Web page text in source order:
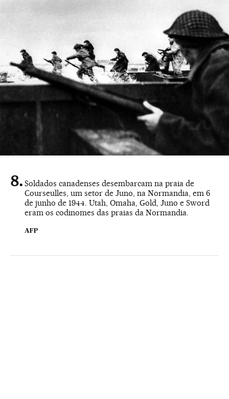
Soldados canadenses desembarcam na praia de
Courseulles, um setor de Juno, na Normandia, em 6
de junho de 1944. Utah, Omaha, Gold, Juno e Sword
eram os codinomes das praias da Normandia.
AFP